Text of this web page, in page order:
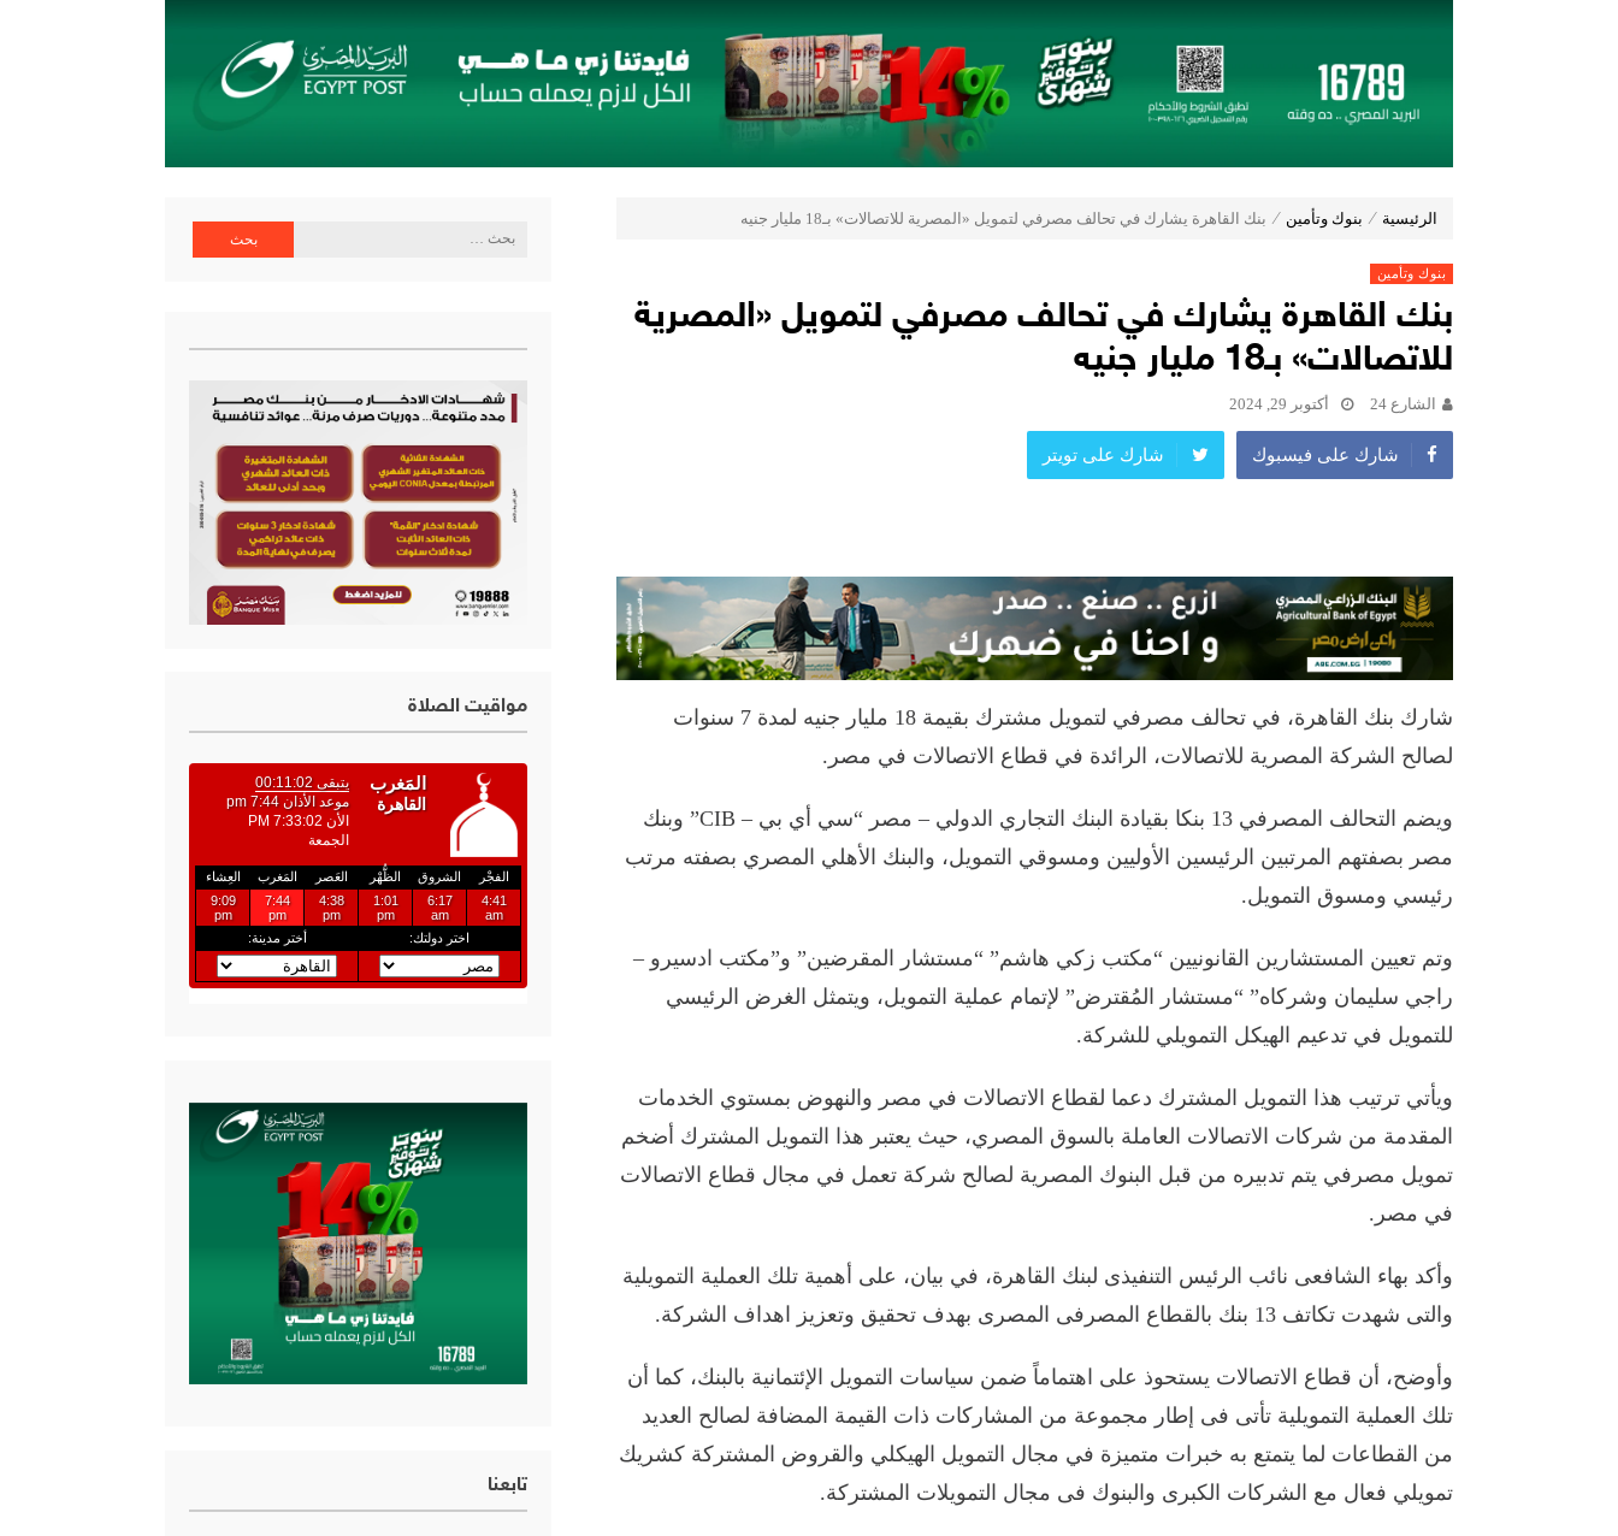
عُمان تؤكد التزامها بدعم اتفاقيَّة الأُمم المُتَّحدة الإطاريَّة بشأن تغيُّر المناخ
مراسم اربعين ليست كسابقاتها
جولدن تاون تبدأ أعمال الإنشاءات بمشروع «GT Business City» بالتزامن مع طرح المرحلة الأولى للبيع.. وتنفيذ مبكر يعزز ثقة المستثمرين
طلاب الميكاترونيات بالجامعة المصرية الروسية يقدمون 7 مشاريع واعدة
بنك مصر يشارك في فعالية “اليوم العالمي للشباب” ويقدم العديد من العروض المجانية دعمًا للشمول المالي تحت رعاية البنك المركزي المصري
الرئيسية ⁄ بنوك وتأمين ⁄ بنك القاهرة يشارك في تحالف مصرفي لتمويل «المصرية للاتصالات» بـ18 مليار جنيه
بنوك وتأمين
بنك القاهرة يشارك في تحالف مصرفي لتمويل «المصرية
للاتصالات» بـ18 مليار جنيه
الشارع 24 أكتوبر 29, 2024
شارك على فيسبوك شارك على تويتر
شارك بنك القاهرة، في تحالف مصرفي لتمويل مشترك بقيمة 18 مليار جنيه لمدة 7 سنوات
لصالح الشركة المصرية للاتصالات، الرائدة في قطاع الاتصالات في مصر.
ويضم التحالف المصرفي 13 بنكا بقيادة البنك التجاري الدولي – مصر “سي أي بي – CIB” وبنك
مصر بصفتهم المرتبين الرئيسين الأوليين ومسوقي التمويل، والبنك الأهلي المصري بصفته مرتب
رئيسي ومسوق التمويل.
وتم تعيين المستشارين القانونيين “مكتب زكي هاشم” “مستشار المقرضين” و”مكتب ادسيرو –
راجي سليمان وشركاه” “مستشار المُقترض” لإتمام عملية التمويل، ويتمثل الغرض الرئيسي
للتمويل في تدعيم الهيكل التمويلي للشركة.
ويأتي ترتيب هذا التمويل المشترك دعما لقطاع الاتصالات في مصر والنهوض بمستوي الخدمات
المقدمة من شركات الاتصالات العاملة بالسوق المصري، حيث يعتبر هذا التمويل المشترك أضخم
تمويل مصرفي يتم تدبيره من قبل البنوك المصرية لصالح شركة تعمل في مجال قطاع الاتصالات
في مصر.
وأكد بهاء الشافعى نائب الرئيس التنفيذى لبنك القاهرة، في بيان، على أهمية تلك العملية التمويلية
والتى شهدت تكاتف 13 بنك بالقطاع المصرفى المصرى بهدف تحقيق وتعزيز اهداف الشركة.
وأوضح، أن قطاع الاتصالات يستحوذ على اهتماماً ضمن سياسات التمويل الإئتمانية بالبنك، كما أن
تلك العملية التمويلية تأتى فى إطار مجموعة من المشاركات ذات القيمة المضافة لصالح العديد
من القطاعات لما يتمتع به خبرات متميزة في مجال التمويل الهيكلي والقروض المشتركة كشريك
تمويلي فعال مع الشركات الكبرى والبنوك فى مجال التمويلات المشتركة.
البحث
مواقيت الصلاة
تابعنا